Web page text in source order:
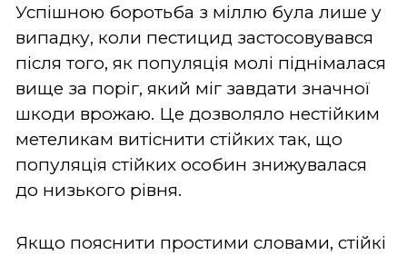
Успішною боротьба з міллю була лише у
випадку, коли пестицид застосовувався
після того, як популяція молі піднімалася
вище за поріг, який міг завдати значної
шкоди врожаю. Це дозволяло нестійким
метеликам витіснити стійких так, що
популяція стійких особин знижувалася
до низького рівня.
Якщо пояснити простими словами, стійкі